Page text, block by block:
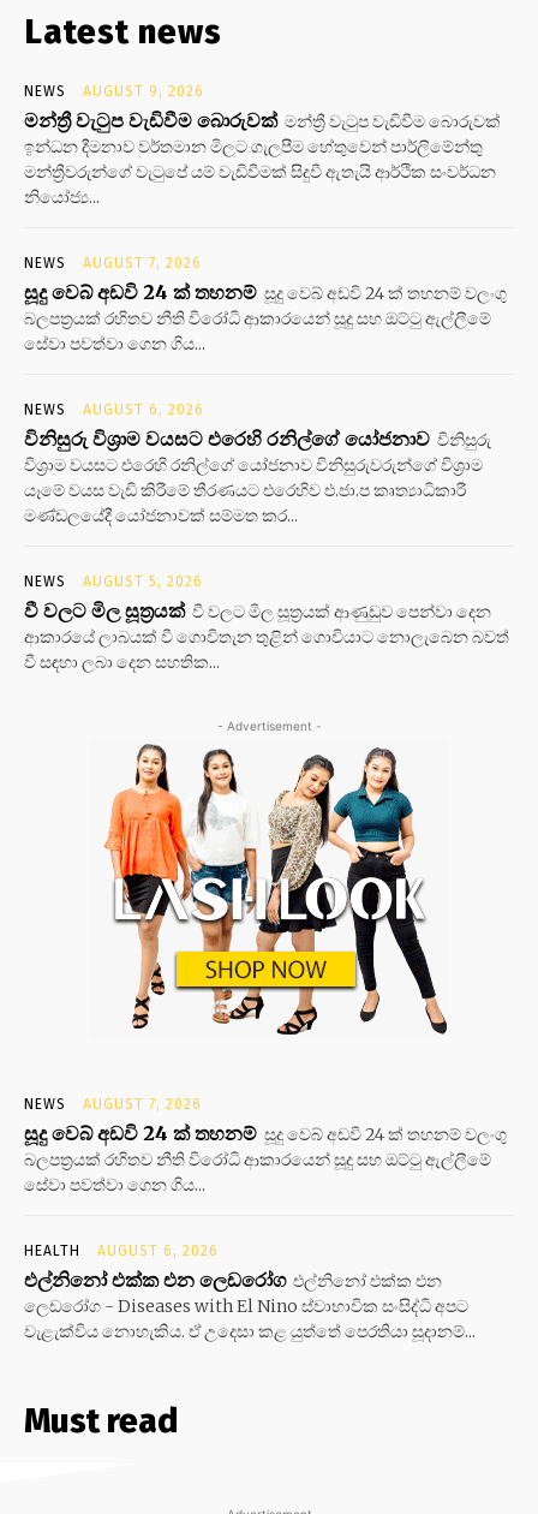
Latest news
NEWS AUGUST 9, 2026
මන්ත්‍රී වැටුප වැඩිවීම බොරුවක් මන්ත්‍රී වැටුප වැඩිවීම බොරුවක්
ඉන්ධන දීමනාව වර්තමාන මිලට ගැලපීම හේතුවෙන් පාර්ලිමේන්තු
මන්ත්‍රීවරුන්ගේ වැටුපේ යම් වැඩිවීමක් සිදුවී ඇතැයි ආර්ථික සංවර්ධන
නියෝජ්‍ය...
NEWS AUGUST 7, 2026
සූදු වෙබ් අඩවි 24 ක් තහනම් සූදු වෙබ් අඩවි 24 ක් තහනම් වලංගු
බලපත්‍රයක් රහිතව නීති විරෝධි ආකාරයෙන් සූදු සහ ඔට්ටු ඇල්ලීමේ
සේවා පවත්වා ගෙන ගිය...
NEWS AUGUST 6, 2026
විනිසුරු විශ්‍රාම වයසට එරෙහි රනිල්ගේ යෝජනාව විනිසුරු
විශ්‍රාම වයසට එරෙහි රනිල්ගේ යෝජනාව විනිසුරුවරුන්ගේ විශ්‍රාම
යෑමේ වයස වැඩි කිරීමේ තීරණයට එරෙහිව එ.ජා.ප කෘත්‍යාධිකාරී
මණ්ඩලයේදී යෝජනාවක් සම්මත කර...
NEWS AUGUST 5, 2026
වී වලට මිල සූත්‍රයක් වී වලට මිල සූත්‍රයක් ආණුඩුව පෙන්වා දෙන
ආකාරයේ ලාබයක් වී ගොවිතැන තුළින් ගොවියාට නොලැබෙන බවත්
වී සඳහා ලබා දෙන සහතික...
- Advertisement -
NEWS AUGUST 7, 2026
සූදු වෙබ් අඩවි 24 ක් තහනම් සූදු වෙබ් අඩවි 24 ක් තහනම් වලංගු
බලපත්‍රයක් රහිතව නීති විරෝධි ආකාරයෙන් සූදු සහ ඔට්ටු ඇල්ලීමේ
සේවා පවත්වා ගෙන ගිය...
HEALTH AUGUST 6, 2026
එල්නිනෝ එක්ක එන ලෙඩරෝග එල්නිනෝ එක්ක එන
ලෙඩරෝග - Diseases with El Nino ස්වාභාවික සංසිද්ධි අපට
වැළැක්විය නොහැකිය. ඒ උදෙසා කළ යුත්තේ පෙරතියා සූදානම්...
Must read